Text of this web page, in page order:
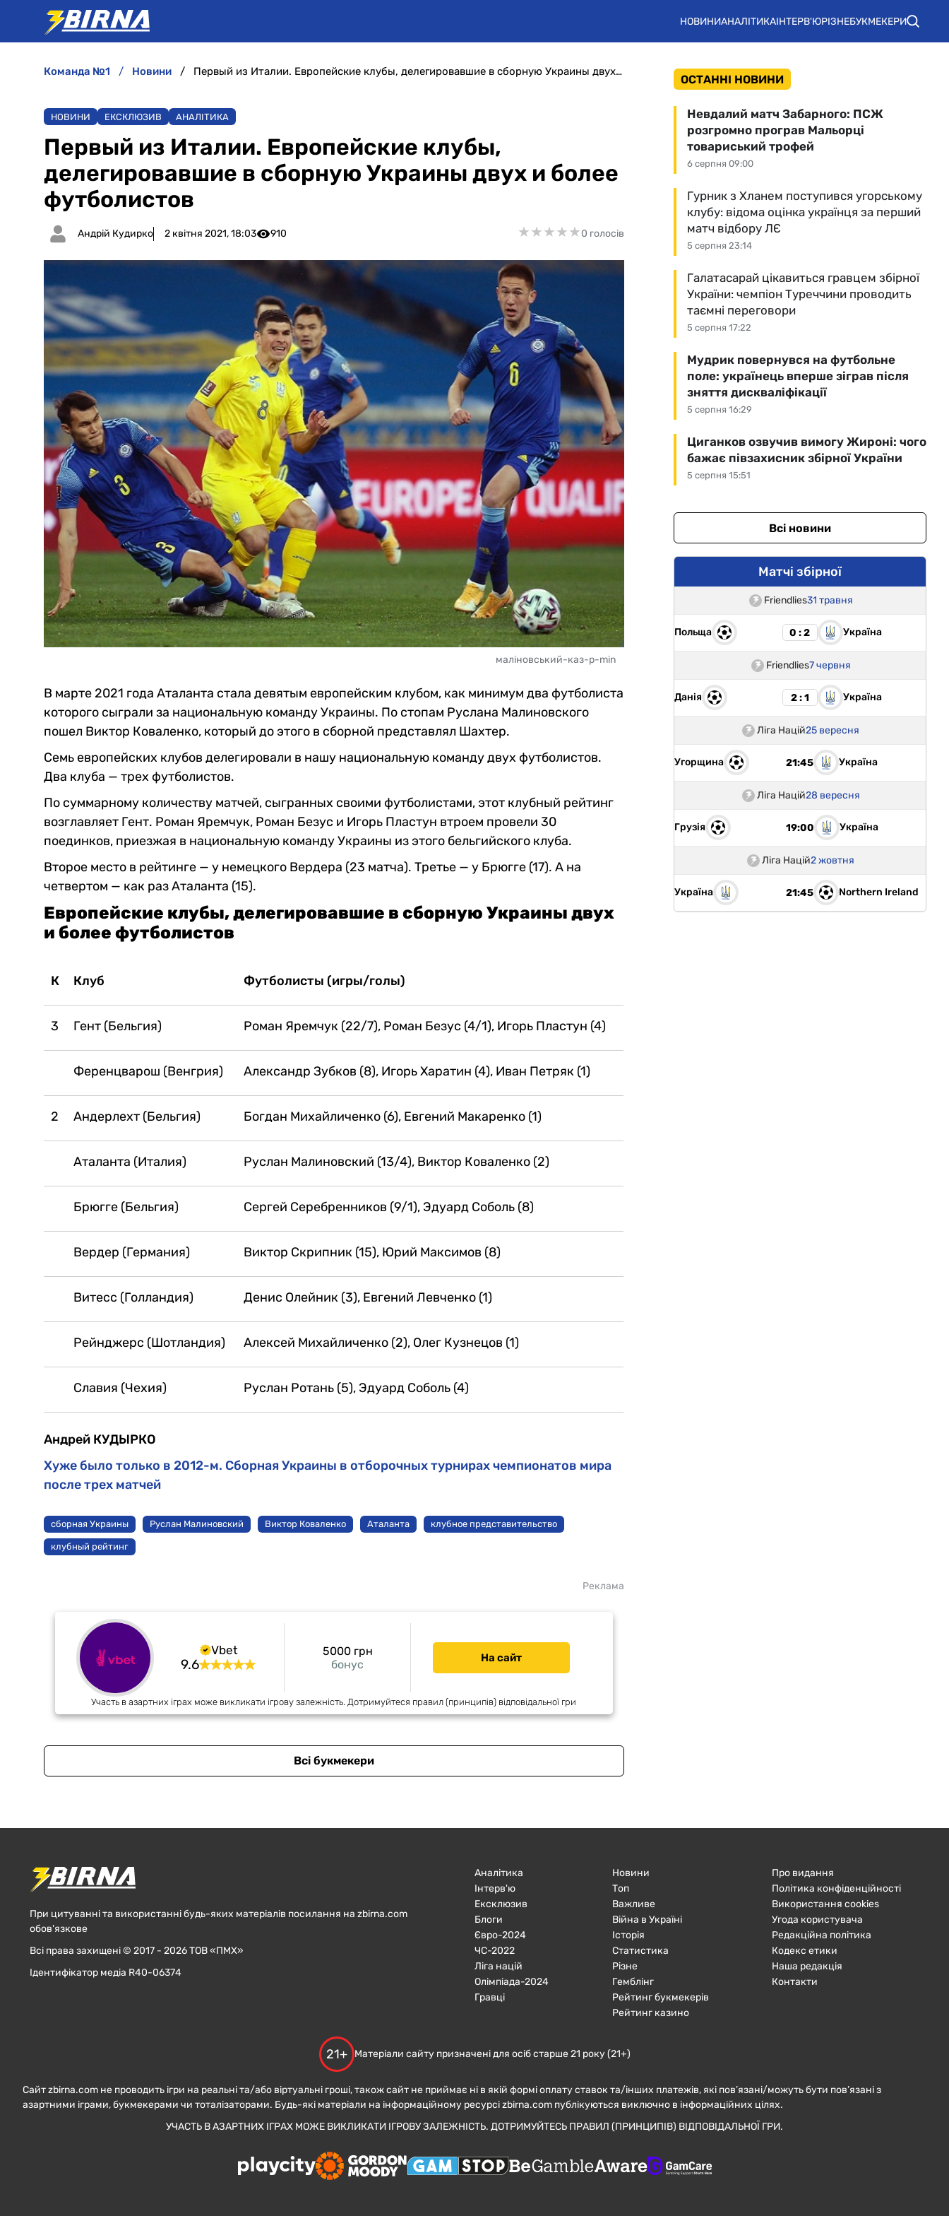
НОВИНИАНАЛІТИКАІНТЕРВ'ЮРІЗНЕБУКМЕКЕРИ
команда №1 новини Первый из Италии. Европейские клубы, делегировавшие в сборную Украины двух и более футболистов
НОВИНИ ЕКСКЛЮЗИВ АНАЛІТИКА
Первый из Италии. Европейские клубы,
делегировавшие в сборную Украины двух и более
футболистов
Андрій Кудирко 2 квітня 2021, 18:03 910 ★★★★★
★★★★★0 голосів
маліновський-каз-р-min
В марте 2021 года Аталанта стала девятым европейским клубом, как минимум два футболиста
которого сыграли за национальную команду Украины. По стопам Руслана Малиновского
пошел Виктор Коваленко, который до этого в сборной представлял Шахтер.
Семь европейских клубов делегировали в нашу национальную команду двух футболистов.
Два клуба — трех футболистов.
По суммарному количеству матчей, сыгранных своими футболистами, этот клубный рейтинг
возглавляет Гент. Роман Яремчук, Роман Безус и Игорь Пластун втроем провели 30
поединков, приезжая в национальную команду Украины из этого бельгийского клуба.
Второе место в рейтинге — у немецкого Вердера (23 матча). Третье — у Брюгге (17). А на
четвертом — как раз Аталанта (15).
Европейские клубы, делегировавшие в сборную Украины двух
и более футболистов
К Клуб Футболисты (игры/голы)
3 Гент (Бельгия) Роман Яремчук (22/7), Роман Безус (4/1), Игорь Пластун (4)
Ференцварош (Венгрия) Александр Зубков (8), Игорь Харатин (4), Иван Петряк (1)
2 Андерлехт (Бельгия) Богдан Михайличенко (6), Евгений Макаренко (1)
Аталанта (Италия) Руслан Малиновский (13/4), Виктор Коваленко (2)
Брюгге (Бельгия) Сергей Серебренников (9/1), Эдуард Соболь (8)
Вердер (Германия) Виктор Скрипник (15), Юрий Максимов (8)
Витесс (Голландия) Денис Олейник (3), Евгений Левченко (1)
Рейнджерс (Шотландия) Алексей Михайличенко (2), Олег Кузнецов (1)
Славия (Чехия) Руслан Ротань (5), Эдуард Соболь (4)
Андрей КУДЫРКО
Хуже было только в 2012-м. Сборная Украины в отборочных турнирах чемпионатов мира
после трех матчей
сборная Украины Руслан Малиновский Виктор Коваленко Аталанта клубное представительство
клубный рейтинг
Реклама
Vbet
9.6 бонус
5000 грн На сайт
Участь в азартних іграх може викликати ігрову залежність. Дотримуйтеся правил (принципів) відповідальної гри
Всі букмекери
ОСТАННІ НОВИНИ
6 серпня 09:00
Невдалий матч Забарного: ПСЖ
розгромно програв Мальорці
товариський трофей
5 серпня 23:14
Гурник з Хланем поступився угорському
клубу: відома оцінка українця за перший
матч відбору ЛЄ
5 серпня 17:22
Галатасарай цікавиться гравцем збірної
України: чемпіон Туреччини проводить
таємні переговори
5 серпня 16:29
Мудрик повернувся на футбольне
поле: українець вперше зіграв після
зняття дискваліфікації
5 серпня 15:51
Циганков озвучив вимогу Жироні: чого
бажає півзахисник збірної України
Всі новини
Матчі збірної
Friendlies31 травня
Польща 0 : 2 Україна
Friendlies7 червня
Данія 2 : 1 Україна
Ліга Націй25 вересня
Угорщина 21:45 Україна
Ліга Націй28 вересня
Грузія 19:00 Україна
Ліга Націй2 жовтня
Україна 21:45 Northern Ireland
При цитуванні та використанні будь-яких матеріалів посилання на zbirna.com
обов'язкове
Всі права захищені © 2017 - 2026 ТОВ «ПМХ»
Ідентифікатор медіа R40-06374
Аналітика
Інтерв'ю
Ексклюзив
Блоги
Євро-2024
ЧC-2022
Ліга націй
Олімпіада-2024
Гравці
Новини
Топ
Важливе
Війна в Україні
Історія
Статистика
Різне
Гемблінг
Рейтинг букмекерів
Рейтинг казино
Про видання
Політика конфіденційності
Використання cookies
Угода користувача
Редакційна політика
Кодекс етики
Наша редакція
Контакти
21+ Матеріали сайту призначені для осіб старше 21 року (21+)
Сайт zbirna.com не проводить ігри на реальні та/або віртуальні гроші, також сайт не приймає ні в якій формі оплату ставок та/інших платежів, які пов’язані/можуть бути пов’язані з
азартними іграми, букмекерами чи тоталізаторами. Будь-які матеріали на інформаційному ресурсі zbirna.com публікуються виключно в інформаційних цілях.
УЧАСТЬ В АЗАРТНИХ ІГРАХ МОЖЕ ВИКЛИКАТИ ІГРОВУ ЗАЛЕЖНІСТЬ. ДОТРИМУЙТЕСЬ ПРАВИЛ (ПРИНЦИПІВ) ВІДПОВІДАЛЬНОЇ ГРИ.